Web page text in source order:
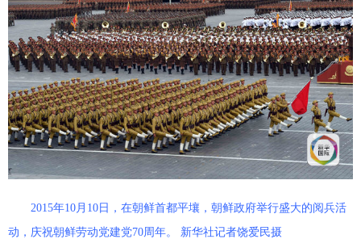
2015年10月10日，在朝鲜首都平壤，朝鲜政府举行盛大的阅兵活
动，庆祝朝鲜劳动党建党70周年。 新华社记者饶爱民摄